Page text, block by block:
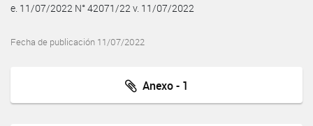
e. 11/07/2022 N° 42071/22 v. 11/07/2022
Fecha de publicación 11/07/2022
Anexo - 1